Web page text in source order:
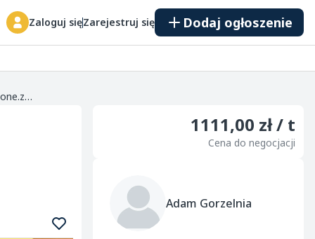
Zaloguj sięZarejestruj się Dodaj ogłoszenie
Kupię zboże gorszej jakosci niepełnowartościowe z zapachem,porażone.zanieczyszczone Szybki odbiór gotówka po załadunku Faktura 789 683 327 Również
1111,00 zł / t
Cena do negocjacji
Adam Gorzelnia